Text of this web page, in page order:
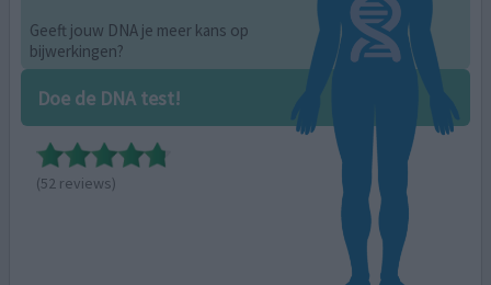
Geeft jouw DNA je meer kans op
bijwerkingen?
Doe de DNA test!
(52 reviews)